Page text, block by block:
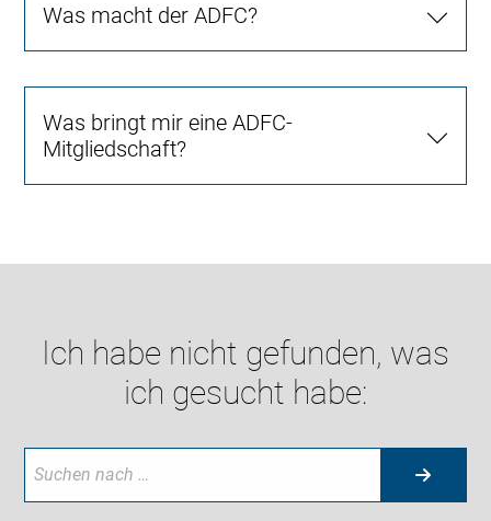
Was macht der ADFC?
Was bringt mir eine ADFC-
Mitgliedschaft?
Ich habe nicht gefunden, was
ich gesucht habe: